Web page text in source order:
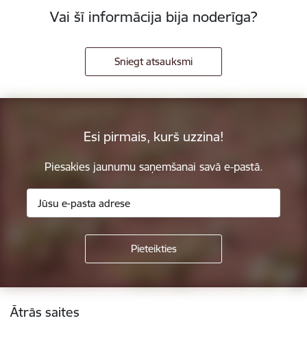
Vai šī informācija bija noderīga?
Sniegt atsauksmi
Esi pirmais, kurš uzzina!
Piesakies jaunumu saņemšanai savā e-pastā.
Kājene
Ātrās saites